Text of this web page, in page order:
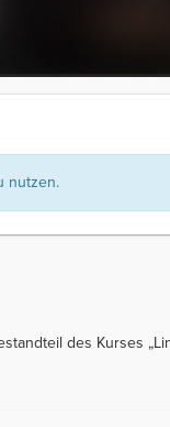
nutzen.
des Kurses